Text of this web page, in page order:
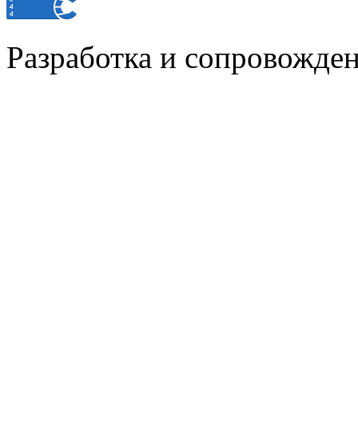
Разработка и